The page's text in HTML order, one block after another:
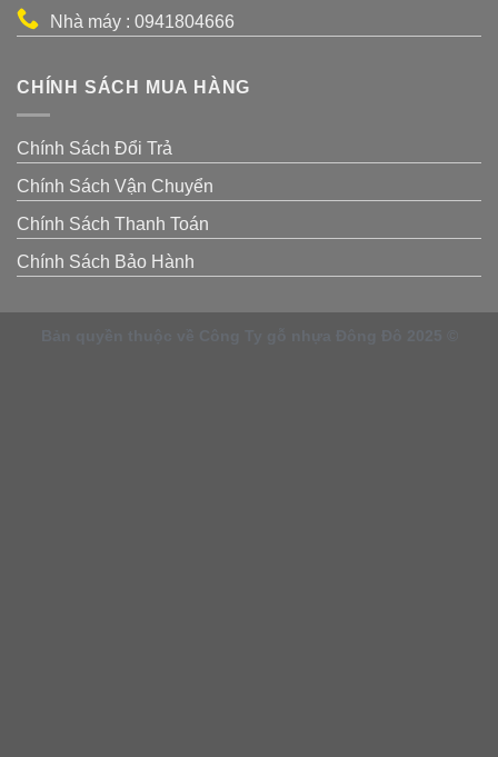
Nhà máy : 0941804666
CHÍNH SÁCH MUA HÀNG
Chính Sách Đổi Trả
Chính Sách Vận Chuyển
Chính Sách Thanh Toán
Chính Sách Bảo Hành